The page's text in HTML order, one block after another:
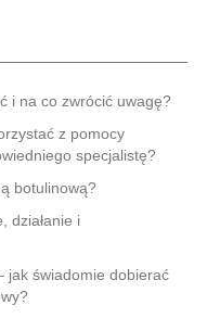
i na co zwrócić uwagę?
z pomocy
specjalistę?
botulinową?
działanie i
jak świadomie dobierać